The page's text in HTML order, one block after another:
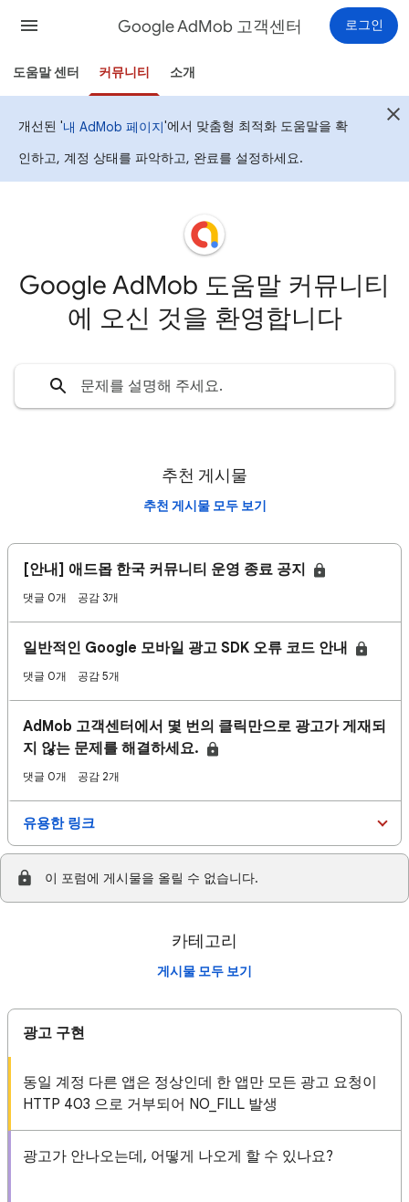
Google AdMob 고객센터 로그인
도움말 센터 커뮤니티 소개
개선된 '내 AdMob 페이지'에서 맞춤형 최적화 도움말을 확
인하고, 계정 상태를 파악하고, 완료를 설정하세요.
Google AdMob 도움말 커뮤니티
에 오신 것을 환영합니다
추천 게시물
추천 게시물 모두 보기
[안내] 애드몹 한국 커뮤니티 운영 종료 공지
댓글 0개 공감 3개
일반적인 Google 모바일 광고 SDK 오류 코드 안내
댓글 0개 공감 5개
AdMob 고객센터에서 몇 번의 클릭만으로 광고가 게재되
지 않는 문제를 해결하세요.
댓글 0개 공감 2개
유용한 링크
이 포럼에 게시물을 올릴 수 없습니다.
카테고리
게시물 모두 보기
광고 구현
동일 계정 다른 앱은 정상인데 한 앱만 모든 광고 요청이
HTTP 403 으로 거부되어 NO_FILL 발생
광고가 안나오는데, 어떻게 나오게 할 수 있나요?